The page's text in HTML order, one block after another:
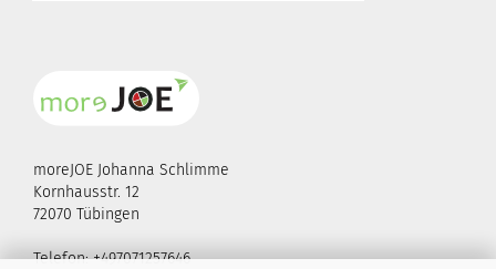
moreJOE Johanna Schlimme
Kornhausstr. 12
72070 Tübingen
Telefon: +497071257646